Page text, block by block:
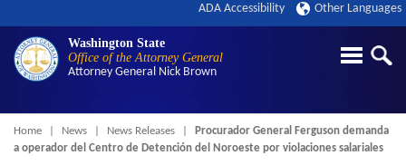
Washington State
Office of the Attorney General
Attorney General Nick Brown
ADA Accessibility Other Languages
Breadcrumb
Home News News Releases
Procurador General Ferguson demanda
a operador del Centro de Detención del Noroeste por violaciones salariales